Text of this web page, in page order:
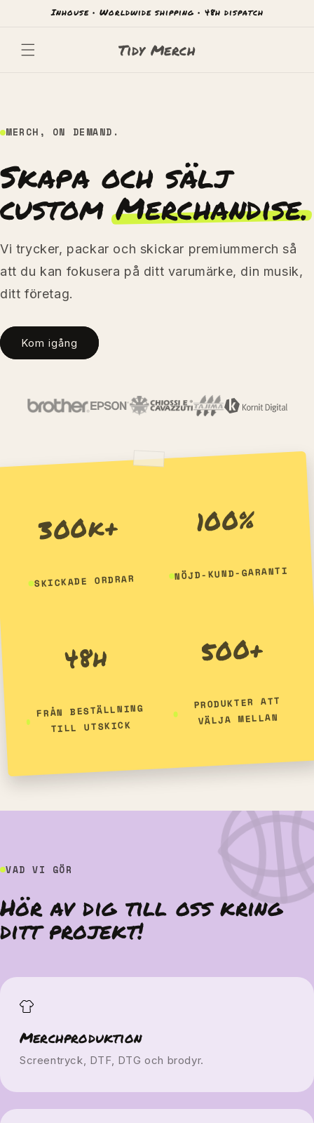
Inhouse • Worldwide shipping • 48h dispatch
Tidy Merch
MERCH, ON DEMAND.
Skapa och sälj
customMerchandise.
Vi trycker, packar och skickar premiummerch så
att du kan fokusera på ditt varumärke, din musik,
ditt företag.
Kom igång
300k+
SKICKADE ORDRAR
100%
NÖJD-KUND-GARANTI
48h
FRÅN BESTÄLLNING
TILL UTSKICK
500+
PRODUKTER ATT
VÄLJA MELLAN
VAD VI GÖR
Hör av dig till oss kring
ditt projekt!
Merchproduktion
Screentryck, DTF, DTG och brodyr.